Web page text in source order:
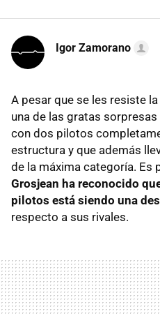
Igor Zamorano
A pesar que se les resiste
una de las gratas
con dos pilotos
estructura y que además
de la máxima categoría. Es
Grosjean ha reconocido
pilotos está siendo una
respecto a sus rivales.